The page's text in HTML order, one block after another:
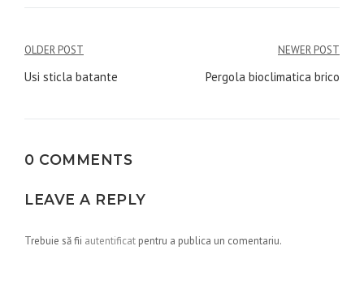
Navigare
în
OLDER POST
Usi sticla batante
NEWER POST
Pergola bioclimatica brico
0 COMMENTS
LEAVE A REPLY
Trebuie să fii autentificat pentru a publica un comentariu.